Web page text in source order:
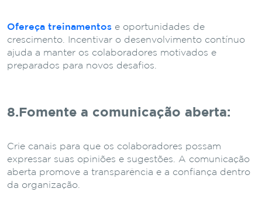
Ofereça treinamentos e oportunidades de
crescimento. Incentivar o desenvolvimento contínuo
ajuda a manter os colaboradores motivados e
preparados para novos desafios.
8.Fomente a comunicação aberta:
Crie canais para que os colaboradores possam
expressar suas opiniões e sugestões. A comunicação
aberta promove a transparência e a confiança dentro
da organização.